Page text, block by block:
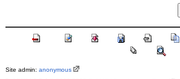
Site admin: anonymous